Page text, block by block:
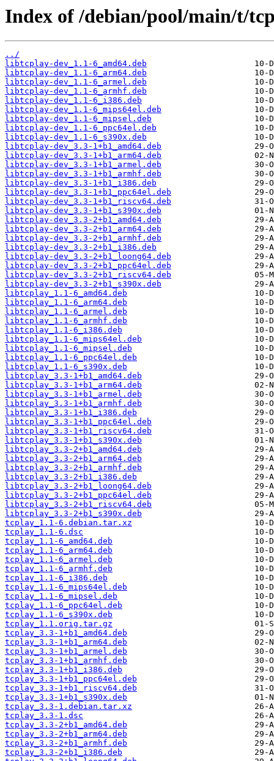
Index of /debian/pool/main/t/
../
libtcplay-dev_1.1-6_amd64.deb
libtcplay-dev_1.1-6_arm64.deb
libtcplay-dev_1.1-6_armel.deb
libtcplay-dev_1.1-6_armhf.deb
libtcplay-dev_1.1-6_i386.deb
libtcplay-dev_1.1-6_mips64el.deb
libtcplay-dev_1.1-6_mipsel.deb
libtcplay-dev_1.1-6_ppc64el.deb
libtcplay-dev_1.1-6_s390x.deb
libtcplay-dev_3.3-1+b1_amd64.deb
libtcplay-dev_3.3-1+b1_arm64.deb
libtcplay-dev_3.3-1+b1_armel.deb
libtcplay-dev_3.3-1+b1_armhf.deb
libtcplay-dev_3.3-1+b1_i386.deb
libtcplay-dev_3.3-1+b1_ppc64el.deb
libtcplay-dev_3.3-1+b1_riscv64.deb
libtcplay-dev_3.3-1+b1_s390x.deb
libtcplay-dev_3.3-2+b1_amd64.deb
libtcplay-dev_3.3-2+b1_arm64.deb
libtcplay-dev_3.3-2+b1_armhf.deb
libtcplay-dev_3.3-2+b1_i386.deb
libtcplay-dev_3.3-2+b1_loong64.deb
libtcplay-dev_3.3-2+b1_ppc64el.deb
libtcplay-dev_3.3-2+b1_riscv64.deb
libtcplay-dev_3.3-2+b1_s390x.deb
libtcplay_1.1-6_amd64.deb
libtcplay_1.1-6_arm64.deb
libtcplay_1.1-6_armel.deb
libtcplay_1.1-6_armhf.deb
libtcplay_1.1-6_i386.deb
libtcplay_1.1-6_mips64el.deb
libtcplay_1.1-6_mipsel.deb
libtcplay_1.1-6_ppc64el.deb
libtcplay_1.1-6_s390x.deb
libtcplay_3.3-1+b1_amd64.deb
libtcplay_3.3-1+b1_arm64.deb
libtcplay_3.3-1+b1_armel.deb
libtcplay_3.3-1+b1_armhf.deb
libtcplay_3.3-1+b1_i386.deb
libtcplay_3.3-1+b1_ppc64el.deb
libtcplay_3.3-1+b1_riscv64.deb
libtcplay_3.3-1+b1_s390x.deb
libtcplay_3.3-2+b1_amd64.deb
libtcplay_3.3-2+b1_arm64.deb
libtcplay_3.3-2+b1_armhf.deb
libtcplay_3.3-2+b1_i386.deb
libtcplay_3.3-2+b1_loong64.deb
libtcplay_3.3-2+b1_ppc64el.deb
libtcplay_3.3-2+b1_riscv64.deb
libtcplay_3.3-2+b1_s390x.deb
tcplay_1.1-6.debian.tar.xz
tcplay_1.1-6.dsc
tcplay_1.1-6_amd64.deb
tcplay_1.1-6_arm64.deb
tcplay_1.1-6_armel.deb
tcplay_1.1-6_armhf.deb
tcplay_1.1-6_i386.deb
tcplay_1.1-6_mips64el.deb
tcplay_1.1-6_mipsel.deb
tcplay_1.1-6_ppc64el.deb
tcplay_1.1-6_s390x.deb
tcplay_1.1.orig.tar.gz
tcplay_3.3-1+b1_amd64.deb
tcplay_3.3-1+b1_arm64.deb
tcplay_3.3-1+b1_armel.deb
tcplay_3.3-1+b1_armhf.deb
tcplay_3.3-1+b1_i386.deb
tcplay_3.3-1+b1_ppc64el.deb
tcplay_3.3-1+b1_riscv64.deb
tcplay_3.3-1+b1_s390x.deb
tcplay_3.3-1.debian.tar.xz
tcplay_3.3-1.dsc
tcplay_3.3-2+b1_amd64.deb
tcplay_3.3-2+b1_arm64.deb
tcplay_3.3-2+b1_armhf.deb
tcplay_3.3-2+b1_i386.deb